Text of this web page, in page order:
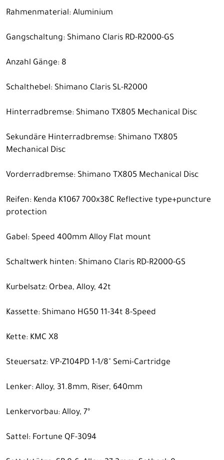
Rahmenmaterial: Aluminium
Gangschaltung: Shimano Claris RD-R2000-GS
Anzahl Gänge: 8
Schalthebel: Shimano Claris SL-R2000
Hinterradbremse: Shimano TX805 Mechanical Disc
Sekundäre Hinterradbremse: Shimano TX805
Mechanical Disc
Vorderradbremse: Shimano TX805 Mechanical Disc
Reifen: Kenda K1067 700x38C Reflective type+puncture
protection
Gabel: Speed 400mm Alloy Flat mount
Schaltwerk hinten: Shimano Claris RD-R2000-GS
Kurbelsatz: Orbea, Alloy, 42t
Kassette: Shimano HG50 11-34t 8-Speed
Kette: KMC X8
Steuersatz: VP-Z104PD 1-1/8" Semi-Cartridge
Lenker: Alloy, 31.8mm, Riser, 640mm
Lenkervorbau: Alloy, 7º
Sattel: Fortune QF-3094